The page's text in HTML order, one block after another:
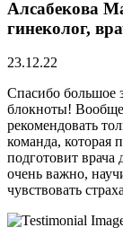
Алсабекова
гинеколог,
23.12.22
Спасибо большое
блокноты!
рекомендовать
команда, которая
подготовит врача
очень важно,
чувствовать